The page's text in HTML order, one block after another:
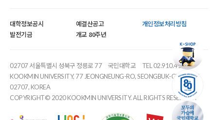
대학정보공시 예결산공고
개인정보처리방침
발전기금
개교 80주년
02707 서울특별시 성북구 정릉로 77 국민대학교
TEL 02.910.4114
KOOKMIN UNIVERSITY, 77 JEONGNEUNG-RO, SEONGBUK-GU, SEOUL,
02707, KOREA
COPYRIGHT© 2020 KOOKMIN UNIVERSITY. ALL RIGHTS RESERVED.